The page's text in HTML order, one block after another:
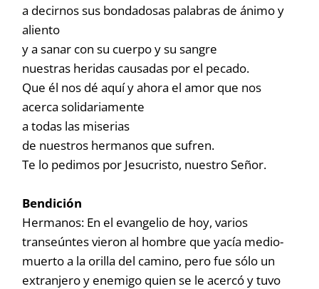
a decirnos sus bondadosas palabras de ánimo y
aliento
y a sanar con su cuerpo y su sangre
nuestras heridas causadas por el pecado.
Que él nos dé aquí y ahora el amor que nos
acerca solidariamente
a todas las miserias
de nuestros hermanos que sufren.
Te lo pedimos por Jesucristo, nuestro Señor.
Bendición
Hermanos: En el evangelio de hoy, varios
transeúntes vieron al hombre que yacía medio-
muerto a la orilla del camino, pero fue sólo un
extranjero y enemigo quien se le acercó y tuvo